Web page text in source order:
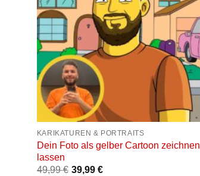
+
KARIKATUREN & PORTRAITS
Dein Foto als gelber Cartoon zeichnen
lassen
49,99€ 39,99 €